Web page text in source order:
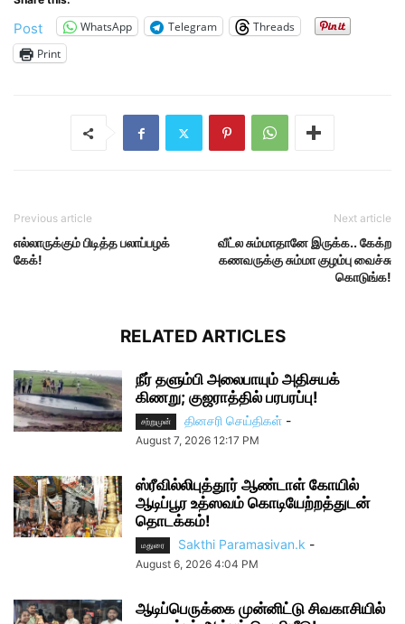
Post WhatsApp Telegram
Threads
Print
Previous article
எல்லாருக்கும் பிடித்த பலாப்பழக்
கேக்!
Next article
வீட்ல சும்மாதானே இருக்க.. கேக்ற
கணவருக்கு சும்மா குழம்பு வைச்சு
கொடுங்க!
RELATED ARTICLES
நீர் தளும்பி அலைபாயும் அதிசயக்
கிணறு; குஜராத்தில் பரபரப்பு!
சற்றுமுன் தினசரி செய்திகள் -
August 7, 2026 12:17 PM
ஸ்ரீவில்லிபுத்தூர் ஆண்டாள் கோயில்
ஆடிப்பூர உத்ஸவம் கொடியேற்றத்துடன்
தொடக்கம்!
மதுரை Sakthi Paramasivan.k -
August 6, 2026 4:04 PM
ஆடிப்பெருக்கை முன்னிட்டு சிவகாசியில்